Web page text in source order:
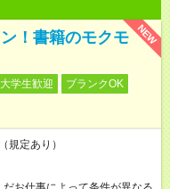
NEW
！書籍のモクモ
大学生歓迎
ブランクOK
定あり）